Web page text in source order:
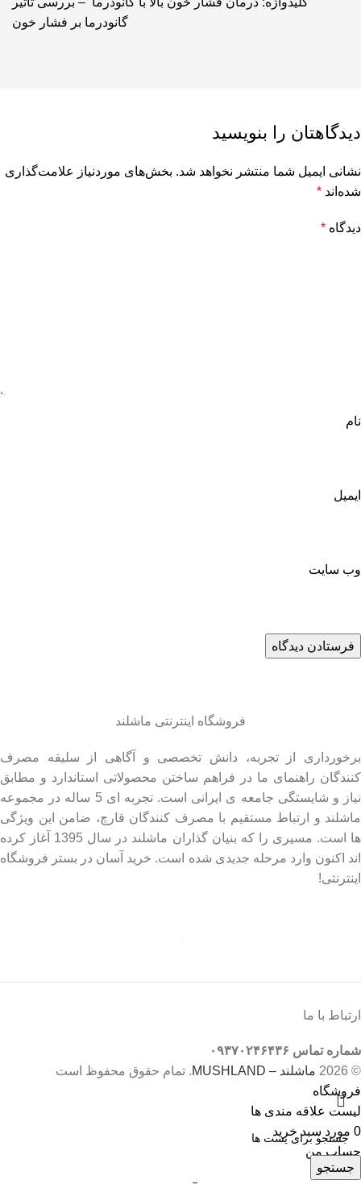
گانودرما بر فشار خون
دیدگاهتان را بنویسید
نشانی ایمیل شما منتشر نخواهد شد. بخش‌های موردنیاز علامت‌گذاری
شده‌اند *
دیدگاه *
نام
ایمیل
وب‌ سایت
فروشگاه اینترنتی ماشلند
برخورداری از تجربه، دانش تخصصی و آگاهی از سلیقه مصرف
کنندگان راهنمای ما در فراهم ساختن محصولاتی استاندارد و مطابق
نیاز و شایستگی جامعه ی ایرانی است. تجربه ای 5 ساله در مجموعه
ماشلند و ارتباط مستقیم با مصرف کنندگان قارچ، ضامن این ویژگی
ها است. مسیری را که بنیان گذاران ماشلند در سال 1395 آغاز کرده
اند اکنون وارد مرحله جدیدی شده است. خرید آسان در بستر فروشگاه
اینترنتی!
ارتباط با ما
شماره تماس ۰۹۳۷۰۲۴۶۴۳۶
© 2026
ماشلند – MUSHLAND . تمام حقوق محفوظ است
جستجو
فروشگاه
لیست علاقه مندی ها
0 مورد سبد خرید
حساب من